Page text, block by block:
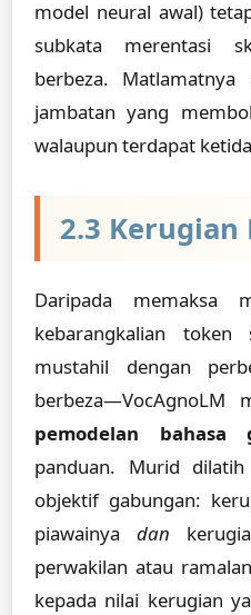
model neural awal)
subkata merentasi
berbeza.
jambatan yang
walaupun terdapat
2.3 Kerugian
Daripada memaksa
kebarangkalian token
mustahil dengan
berbeza—VocAgnoLM
pemodelan bahasa
panduan. Murid
objektif gabungan:
piawainya dan
perwakilan atau
kepada nilai kerugian